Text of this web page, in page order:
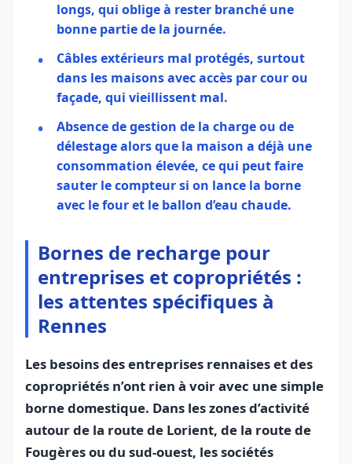
longs, qui oblige à rester branché une
bonne partie de la journée.
Câbles extérieurs mal protégés, surtout
dans les maisons avec accès par cour ou
façade, qui vieillissent mal.
Absence degestion de la chargeou de
délestage alors que la maison a déjà une
consommation élevée, ce qui peut faire
sauter le compteur si on lance la borne
avec le four et le ballon d’eau chaude.
Bornes de recharge pour
entreprises et copropriétés :
les attentes spécifiques à
Rennes
Les besoins des entreprises rennaises et des
copropriétés n’ont rien à voir avec une simple
borne domestique. Dans les zones d’activité
autour de la route de Lorient, de la route de
Fougères ou du sud‑ouest, les sociétés